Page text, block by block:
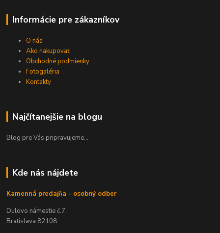
Informácie pre zákazníkov
O nás
Ako nakupovať
Obchodné podmienky
Fotogaléria
Kontakty
Najčítanejšie na blogu
Blog pre Vás pripravujeme...
Kde nás nájdete
Kamenná predajňa - osobný odber
Dulovo námestie č.7
Bratislava 82108